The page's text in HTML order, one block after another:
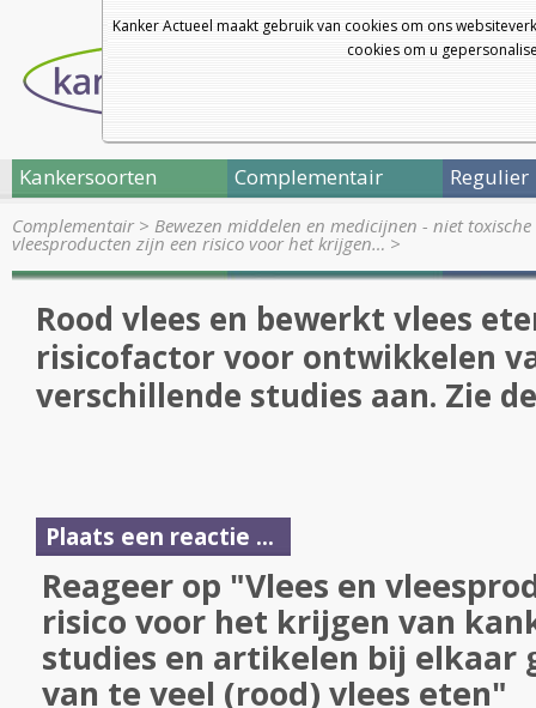
Kanker Actueel maakt gebruik van cookies om ons
cookies om u
Kankersoorten Complementair Regulier
Complementair> Bewezen middelen en medicijnen - niet
vleesproducten zijn een risico voor het krijgen… >
Rood vlees en bewerkt vlees
risicofactor voor ontwikkelen
verschillende studies aan. Zie
Plaats een reactie ...
Reageer op "Vlees en
risico voor het krijgen van
studies en artikelen bij elkaar
van te veel (rood) vlees eten"